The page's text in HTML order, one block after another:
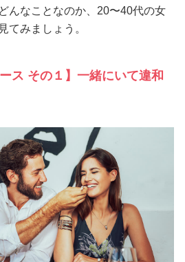
んなことなのか、20〜40代の女
てみましょう。
ス その１】一緒にいて違和